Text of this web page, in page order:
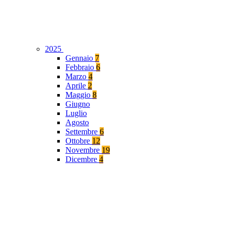
2025
Gennaio 7
Febbraio 6
Marzo 4
Aprile 2
Maggio 8
Giugno
Luglio
Agosto
Settembre 6
Ottobre 12
Novembre 19
Dicembre 4